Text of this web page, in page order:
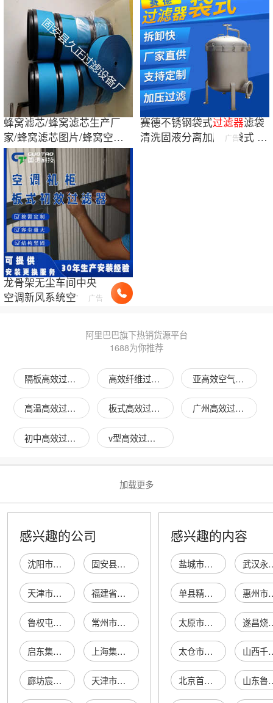
蜂窝滤芯/蜂窝滤芯生产厂
家/蜂窝滤芯图片/蜂窝空气
滤芯价格
赛德不锈钢袋式过滤器滤袋
清洗固液分离加压单袋式 Y
广告
龙骨架无尘车间中央
空调新风系统空气净广告
阿里巴巴旗下热销货源平台
1688为你推荐
隔板高效过滤器图片 高效纤维过滤器图片 亚高效空气过滤器图片
高温高效过滤器图片 板式高效过滤器图片 广州高效过滤器图片
初中高效过滤器图片 v型高效过滤器图片
加载更多
感兴趣的公司
沈阳市东陵区高效过滤器厂 固安县亚和过滤器材有限公司
天津市津亚阀门过滤器厂 福建省上杭县高效过滤器研究所
鲁权屯镇洪飞高效过滤器接待处 常州市宇亚过滤器厂
启东集亚过滤器材有限公司 上海集亚过滤器材有限公司
廊坊宸亚过滤器材有限责任公司 天津市武清津亚过滤器阀门厂
感兴趣的内容
盐城市珠峰商贸有限公司城南分公司 武汉永
单县精合诚机电设备有限公司 惠州市惠
太原市民营区雪珂儿饰品店 遂昌
太仓市沙溪镇归庄东之篱服饰经营部 山西千草
北京首勘岩土工程有限公司 山东鲁能泰山